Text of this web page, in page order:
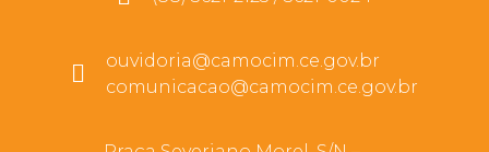
ouvidoria@camocim.ce.gov.br
comunicacao@camocim.ce.gov.br